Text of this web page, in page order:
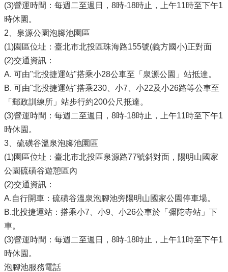
(3)營運時間：每週二至週日，8時-18時止，上午11時至下午1
時休園。
2、泉源公園泡腳池園區
(1)園區位址：臺北市北投區珠海路155號(義方國小)正對面
(2)交通資訊：
A. 可由"北投捷運站"搭乘小28公車至「泉源公園」站抵達。
B. 可由"北投捷運站"搭乘230、小7、小22及小26路等公車至
「郵政訓練所」站步行約200公尺抵達。
(3)營運時間：每週二至週日，8時-18時止，上午11時至下午1
時休園。
3、硫磺谷溫泉泡腳池園區
(1)園區位址：臺北市北投區泉源路77號斜對面，陽明山國家
公園硫磺谷遊憩區內
(2)交通資訊：
A.自行開車：硫磺谷溫泉泡腳池旁陽明山國家公園停車場。
B.北投捷運站：搭乘小7、小9、小26公車於「彌陀寺站」下
車。
(3)營運時間：每週二至週日，8時-18時止，上午11時至下午1
時休園。
泡腳池服務電話